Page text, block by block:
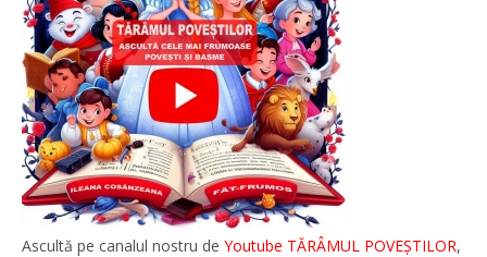
Ascultă pe canalul nostru de Youtube TĂRÂMUL POVEȘTILOR,